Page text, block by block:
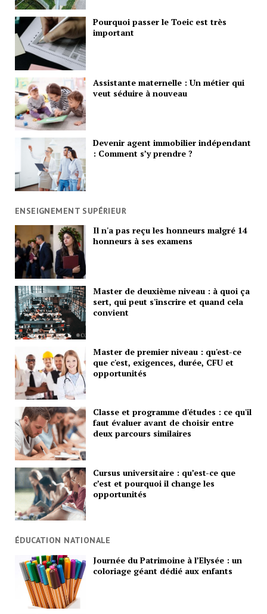
Pourquoi passer le Toeic est très
important
Assistante maternelle : Un métier qui
veut séduire à nouveau
Devenir agent immobilier indépendant
: Comment s’y prendre ?
ENSEIGNEMENT SUPÉRIEUR
Il n'a pas reçu les honneurs malgré 14
honneurs à ses examens
Master de deuxième niveau : à quoi ça
sert, qui peut s'inscrire et quand cela
convient
Master de premier niveau : qu'est-ce
que c'est, exigences, durée, CFU et
opportunités
Classe et programme d'études : ce qu'il
faut évaluer avant de choisir entre
deux parcours similaires
Cursus universitaire : qu’est-ce que
c’est et pourquoi il change les
opportunités
ÉDUCATION NATIONALE
Journée du Patrimoine à l’Elysée : un
coloriage géant dédié aux enfants